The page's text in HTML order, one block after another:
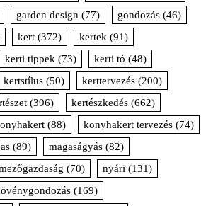
garden design (77) gondozás (46)
kert (372) kertek (91)
kerti tippek (73) kerti tó (48)
kertstílus (50) kerttervezés (200)
(396) kertészkedés (662)
(88) konyhakert tervezés (74)
(89) magaságyás (82)
(70) nyári (131)
(169)